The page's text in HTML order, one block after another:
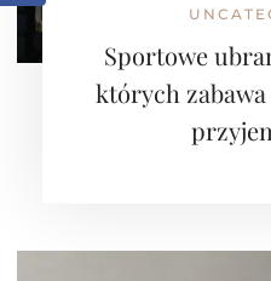
Sportowe
których